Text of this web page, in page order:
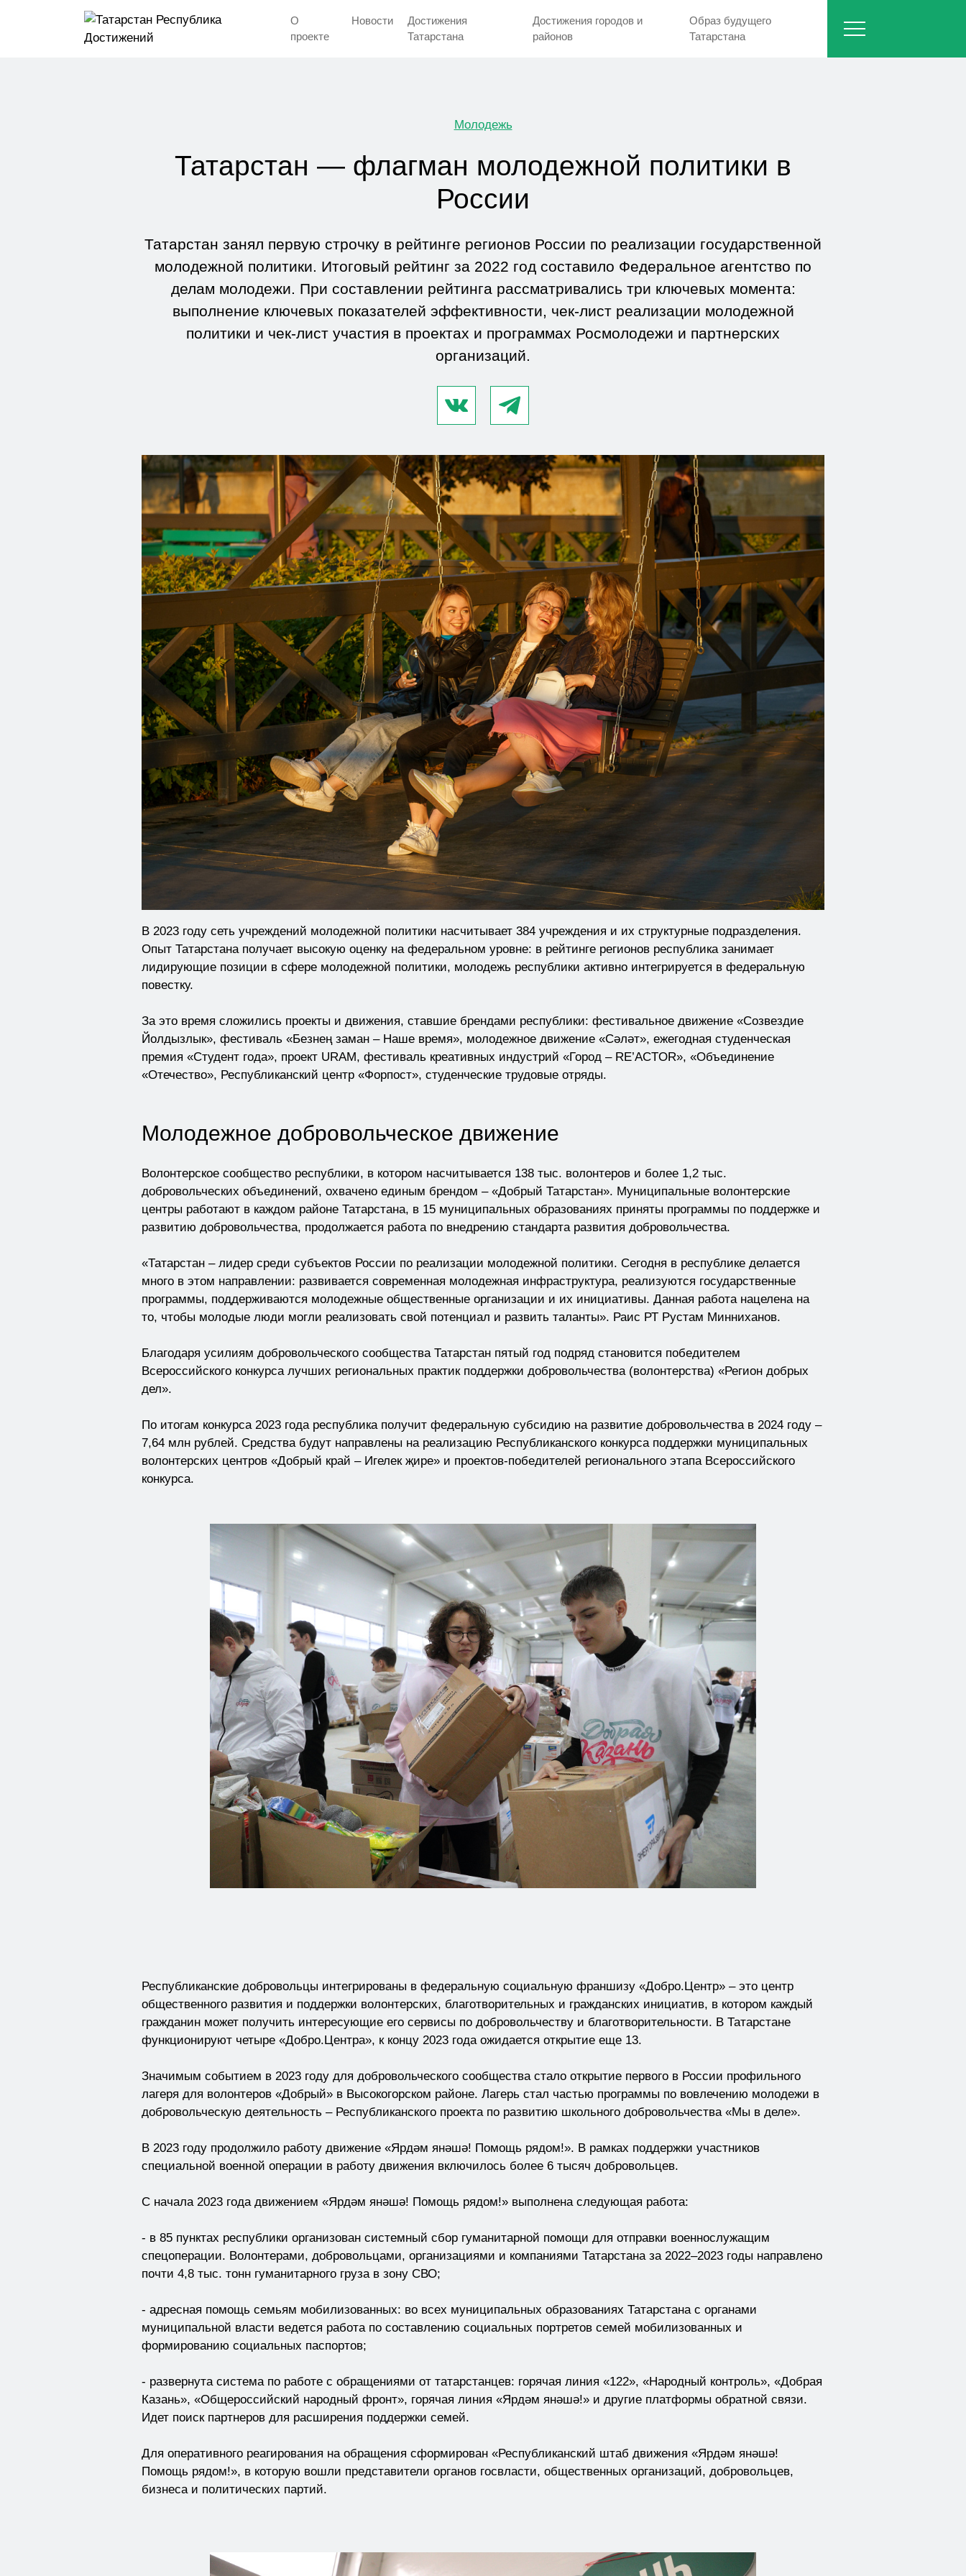
О
проектe
Новости
Достижения
Татарстана
Достижения городов и
районов
Образ будущего
Татарстана
Молодежь
Татарстан — флагман молодежной политики в
России
Татарстан занял первую строчку в рейтинге регионов России по реализации государственной
молодежной политики. Итоговый рейтинг за 2022 год составило Федеральное агентство по
делам молодежи. При составлении рейтинга рассматривались три ключевых момента:
выполнение ключевых показателей эффективности, чек-лист реализации молодежной
политики и чек-лист участия в проектах и программах Росмолодежи и партнерских
организаций.
В 2023 году сеть учреждений молодежной политики насчитывает 384 учреждения и их структурные подразделения.
Опыт Татарстана получает высокую оценку на федеральном уровне: в рейтинге регионов республика занимает
лидирующие позиции в сфере молодежной политики, молодежь республики активно интегрируется в федеральную
повестку.
За это время сложились проекты и движения, ставшие брендами республики: фестивальное движение «Созвездие
Йолдызлык», фестиваль «Безнең заман – Наше время», молодежное движение «Сәләт», ежегодная студенческая
премия «Студент года», проект URAM, фестиваль креативных индустрий «Город – RE’ACTOR», «Объединение
«Отечество», Республиканский центр «Форпост», студенческие трудовые отряды.
Молодежное добровольческое движение
Волонтерское сообщество республики, в котором насчитывается 138 тыс. волонтеров и более 1,2 тыс.
добровольческих объединений, охвачено единым брендом – «Добрый Татарстан». Муниципальные волонтерские
центры работают в каждом районе Татарстана, в 15 муниципальных образованиях приняты программы по поддержке и
развитию добровольчества, продолжается работа по внедрению стандарта развития добровольчества.
«Татарстан – лидер среди субъектов России по реализации молодежной политики. Сегодня в республике делается
много в этом направлении: развивается современная молодежная инфраструктура, реализуются государственные
программы, поддерживаются молодежные общественные организации и их инициативы. Данная работа нацелена на
то, чтобы молодые люди могли реализовать свой потенциал и развить таланты». Раис РТ Рустам Минниханов.
Благодаря усилиям добровольческого сообщества Татарстан пятый год подряд становится победителем
Всероссийского конкурса лучших региональных практик поддержки добровольчества (волонтерства) «Регион добрых
дел».
По итогам конкурса 2023 года республика получит федеральную субсидию на развитие добровольчества в 2024 году –
7,64 млн рублей. Средства будут направлены на реализацию Республиканского конкурса поддержки муниципальных
волонтерских центров «Добрый край – Игелек җире» и проектов-победителей регионального этапа Всероссийского
конкурса.
Республиканские добровольцы интегрированы в федеральную социальную франшизу «Добро.Центр» – это центр
общественного развития и поддержки волонтерских, благотворительных и гражданских инициатив, в котором каждый
гражданин может получить интересующие его сервисы по добровольчеству и благотворительности. В Татарстане
функционируют четыре «Добро.Центра», к концу 2023 года ожидается открытие еще 13.
Значимым событием в 2023 году для добровольческого сообщества стало открытие первого в России профильного
лагеря для волонтеров «Добрый» в Высокогорском районе. Лагерь стал частью программы по вовлечению молодежи в
добровольческую деятельность – Республиканского проекта по развитию школьного добровольчества «Мы в деле».
В 2023 году продолжило работу движение «Ярдәм янәшә! Помощь рядом!». В рамках поддержки участников
специальной военной операции в работу движения включилось более 6 тысяч добровольцев.
С начала 2023 года движением «Ярдәм янәшә! Помощь рядом!» выполнена следующая работа:
- в 85 пунктах республики организован системный сбор гуманитарной помощи для отправки военнослужащим
спецоперации. Волонтерами, добровольцами, организациями и компаниями Татарстана за 2022–2023 годы направлено
почти 4,8 тыс. тонн гуманитарного груза в зону СВО;
- адресная помощь семьям мобилизованных: во всех муниципальных образованиях Татарстана с органами
муниципальной власти ведется работа по составлению социальных портретов семей мобилизованных и
формированию социальных паспортов;
- развернута система по работе с обращениями от татарстанцев: горячая линия «122», «Народный контроль», «Добрая
Казань», «Общероссийский народный фронт», горячая линия «Ярдәм янәшә!» и другие платформы обратной связи.
Идет поиск партнеров для расширения поддержки семей.
Для оперативного реагирования на обращения сформирован «Республиканский штаб движения «Ярдәм янәшә!
Помощь рядом!», в которую вошли представители органов госвласти, общественных организаций, добровольцев,
бизнеса и политических партий.